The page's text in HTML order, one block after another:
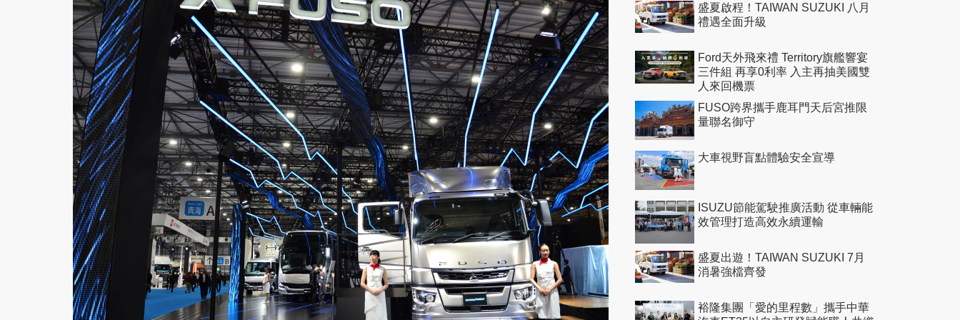
盛夏啟程！TAIWAN SUZUKI 八月
禮遇全面升級
Ford天外飛來禮 Territory旗艦響宴
三件組 再享0利率 入主再抽美國雙
人來回機票
FUSO跨界攜手鹿耳門天后宮推限
量聯名御守
大車視野盲點體驗安全宣導
ISUZU節能駕駛推廣活動 從車輛能
效管理打造高效永續運輸
盛夏出遊！TAIWAN SUZUKI 7月
消暑強檔齊發
裕隆集團「愛的里程數」攜手中華